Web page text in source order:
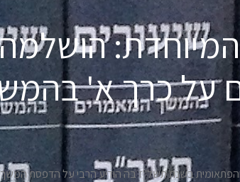
המיוחדת:
על כרך א'
לשיחה המיוחדת והפתאומית בשנת תשל"ז בה הודיע הרבי על